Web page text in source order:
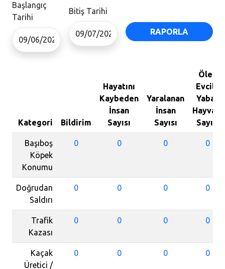
Başlangıç
Tarihi
Bitiş Tarihi
RAPORLA
Kategori Bildirim
Hayatını
Kaybeden
İnsan
Sayısı
Yaralanan
İnsan
Sayısı
Ölen
Evcil /
Yaban
Hayvanı
Sayısı
Başıboş
Köpek
Konumu
0 0 0 0
Doğrudan
Saldırı
0 0 0 0
Trafik
Kazası
0 0 0 0
Kaçak
Üretici /
0 0 0 0